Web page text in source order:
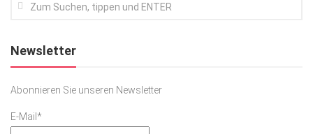
SACHSEN IN PARIS
Newsletter
Abonnieren Sie unseren Newsletter
E-Mail*